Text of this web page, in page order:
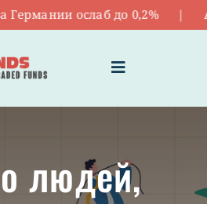
ослаб до 0,2%
Toggle
Navigation
людей,